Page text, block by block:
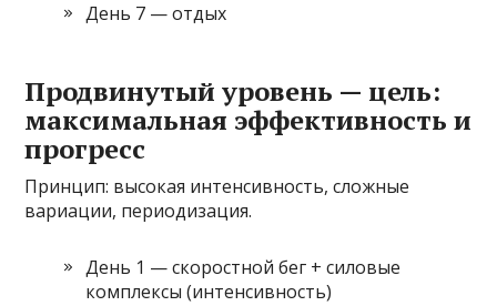
День 7 — отдых
Продвинутый уровень — цель:
максимальная эффективность и
прогресс
Принцип: высокая интенсивность, сложные
вариации, периодизация.
День 1 — скоростной бег + силовые
комплексы (интенсивность)